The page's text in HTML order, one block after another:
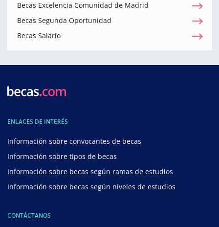
Becas Excelencia Comunidad de Madrid
Becas Segunda Oportunidad
Becas Salario
ENLACES DE INTERÉS
Información sobre convocantes de becas
Información sobre tipos de becas
Información sobre becas según ramas de estudios
Información sobre becas según niveles de estudios
CONTÁCTANOS